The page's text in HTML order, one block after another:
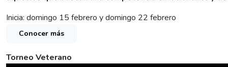
Inicia: domingo 15 febrero y domingo 22 febrero
Conocer más
Torneo Veterano